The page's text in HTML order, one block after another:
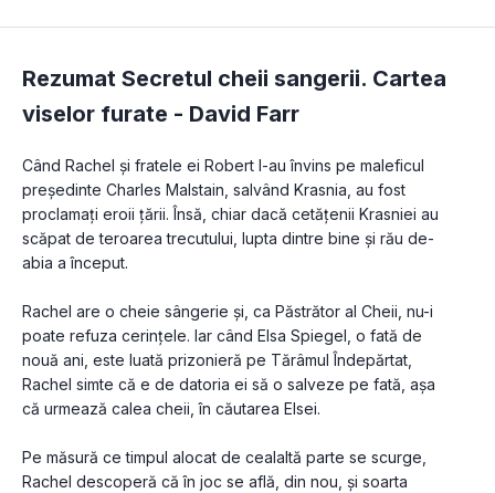
Rezumat Secretul cheii sangerii. Cartea
viselor furate - David Farr
Când Rachel și fratele ei Robert l-au învins pe maleficul
președinte Charles Malstain, salvând Krasnia, au fost
proclamați eroii țării. Însă, chiar dacă cetățenii Krasniei au
scăpat de teroarea trecutului, lupta dintre bine și rău de-
abia a început.
Rachel are o cheie sângerie și, ca Păstrător al Cheii, nu-i
poate refuza cerințele. Iar când Elsa Spiegel, o fată de
nouă ani, este luată prizonieră pe Tărâmul Îndepărtat,
Rachel simte că e de datoria ei să o salveze pe fată, așa
că urmează calea cheii, în căutarea Elsei.
Pe măsură ce timpul alocat de cealaltă parte se scurge,
Rachel descoperă că în joc se află, din nou, și soarta